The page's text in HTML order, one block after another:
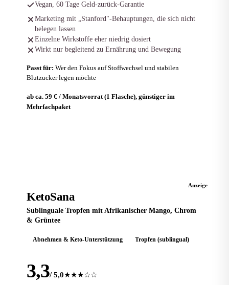
Vegan, 60 Tage Geld-zurück-Garantie
Marketing mit „Stanford"-Behauptungen, die sich nicht
belegen lassen
Einzelne Wirkstoffe eher niedrig dosiert
Wirkt nur begleitend zu Ernährung und Bewegung
Passt für: Wer den Fokus auf Stoffwechsel und stabilen
Blutzucker legen möchte
ab ca. 59 € / Monatsvorrat (1 Flasche), günstiger im
Mehrfachpaket
Anzeige
KetoSana
Sublinguale Tropfen mit Afrikanischer Mango, Chrom
& Grüntee
Abnehmen & Keto-Unterstützung Tropfen (sublingual)
3,3/ 5,0★★★☆☆